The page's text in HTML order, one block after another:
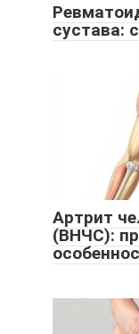
сустава:
Артрит
(ВНЧС):